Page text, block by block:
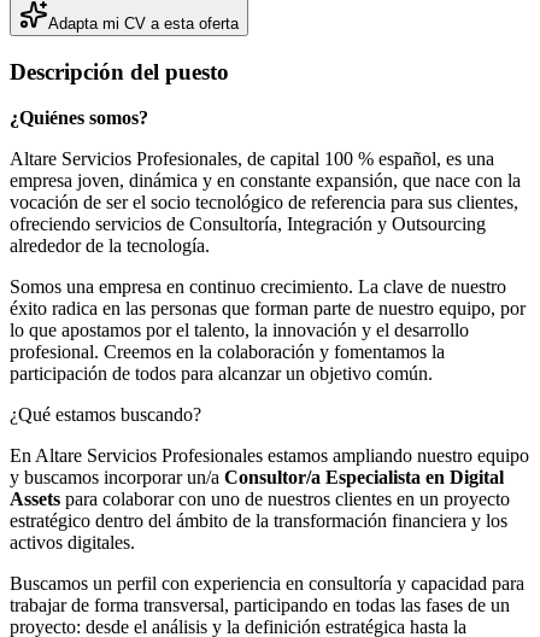
Adapta mi CV a esta oferta
Descripción del puesto
¿Quiénes somos?
Altare Servicios Profesionales, de capital 100 % español, es una
empresa joven, dinámica y en constante expansión, que nace con la
vocación de ser el socio tecnológico de referencia para sus clientes,
ofreciendo servicios de Consultoría, Integración y Outsourcing
alrededor de la tecnología.
Somos una empresa en continuo crecimiento. La clave de nuestro
éxito radica en las personas que forman parte de nuestro equipo, por
lo que apostamos por el talento, la innovación y el desarrollo
profesional. Creemos en la colaboración y fomentamos la
participación de todos para alcanzar un objetivo común.
¿Qué estamos buscando?
En Altare Servicios Profesionales estamos ampliando nuestro equipo
y buscamos incorporar un/a Consultor/a Especialista en Digital
Assets para colaborar con uno de nuestros clientes en un proyecto
estratégico dentro del ámbito de la transformación financiera y los
activos digitales.
Buscamos un perfil con experiencia en consultoría y capacidad para
trabajar de forma transversal, participando en todas las fases de un
proyecto: desde el análisis y la definición estratégica hasta la